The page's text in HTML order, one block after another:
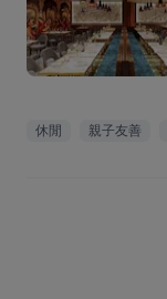
休閒 親子友善